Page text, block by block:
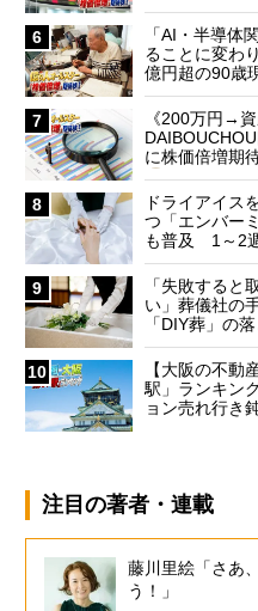
6
「AI・半導体
ることに変わ
億円超の90歳
7
《200万円→
に株価倍増期
8
ドライアイス
つ「エンバー
も普及 1～2
9
「失敗すると
い」葬儀社の
「DIY葬」の
に…
10
【大阪の不動
駅」ランキン
ョン売れ行き
注目の著者・連載
藤川里絵「さあ
う！」